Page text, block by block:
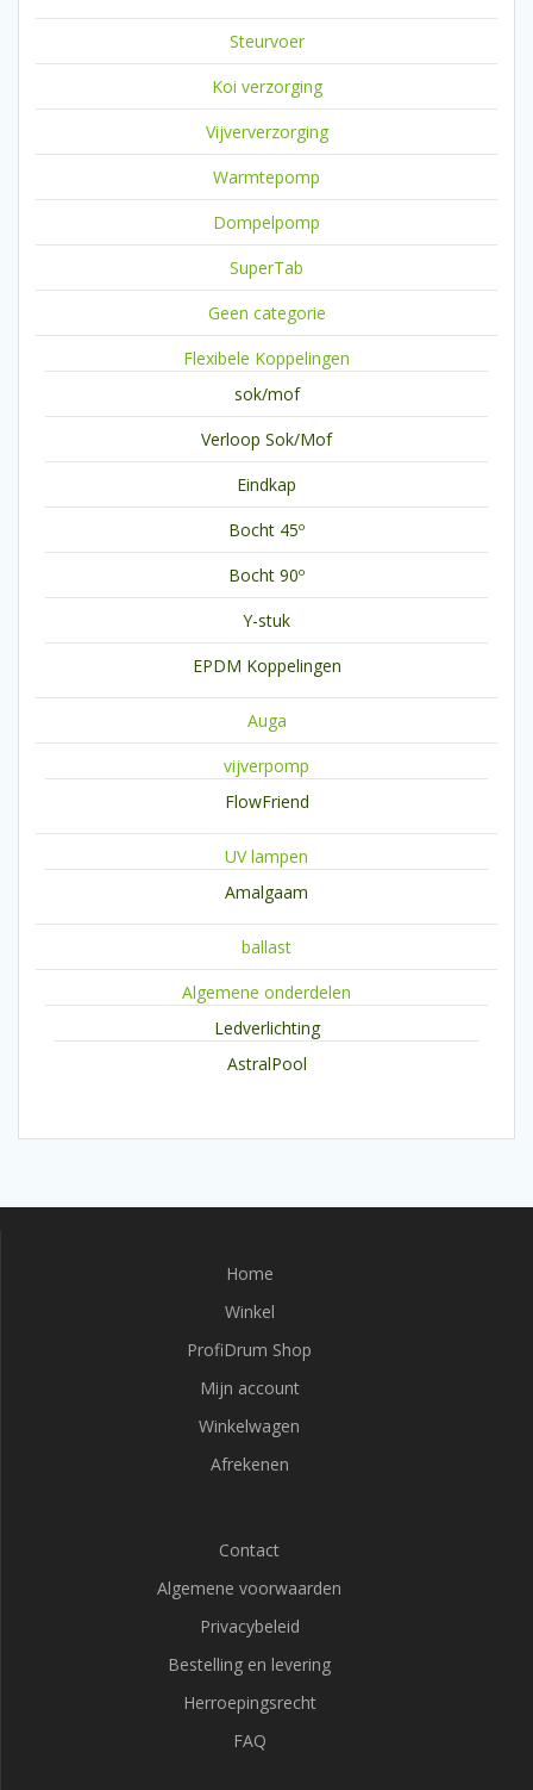
Steurvoer
Koi verzorging
Vijververzorging
Warmtepomp
Dompelpomp
SuperTab
Geen categorie
Flexibele Koppelingen
sok/mof
Verloop Sok/Mof
Eindkap
Bocht 45º
Bocht 90º
Y-stuk
EPDM Koppelingen
Auga
vijverpomp
FlowFriend
UV lampen
Amalgaam
ballast
Algemene onderdelen
Ledverlichting
AstralPool
Home
Winkel
ProfiDrum Shop
Mijn account
Winkelwagen
Afrekenen
Contact
Algemene voorwaarden
Privacybeleid
Bestelling en levering
Herroepingsrecht
FAQ